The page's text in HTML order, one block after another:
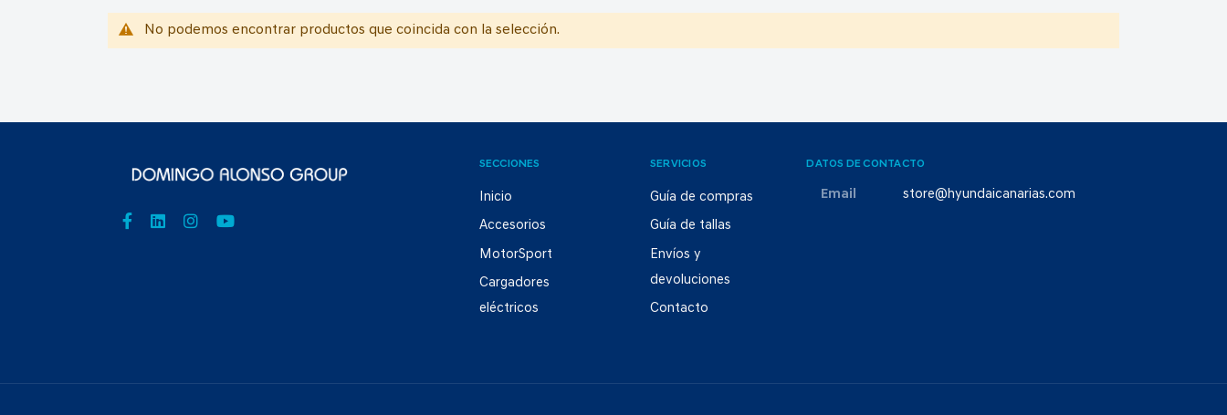
No podemos encontrar productos que coincida con la selección.
SECCIONES
Inicio
Accesorios
MotorSport
Cargadores
eléctricos
SERVICIOS
Guía de compras
Guía de tallas
Envíos y
devoluciones
Contacto
DATOS DE CONTACTO
Email store@hyundaicanarias.com